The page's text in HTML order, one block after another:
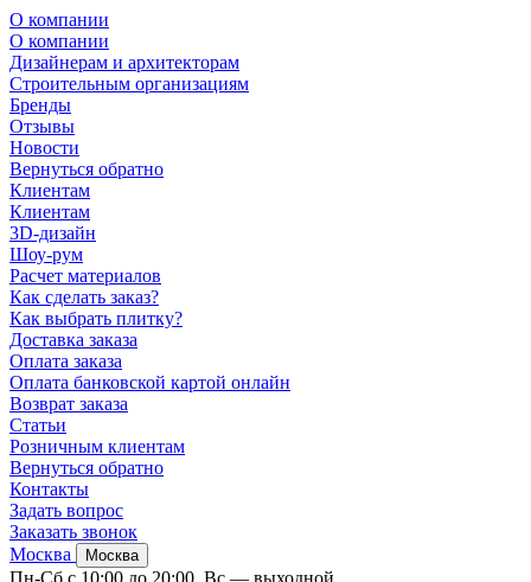
О компании
О компании
Дизайнерам и архитекторам
Строительным организациям
Бренды
Отзывы
Новости
Вернуться обратно
Клиентам
Клиентам
3D-дизайн
Шоу-рум
Расчет материалов
Как сделать заказ?
Как выбрать плитку?
Доставка заказа
Оплата заказа
Оплата банковской картой онлайн
Возврат заказа
Статьи
Розничным клиентам
Вернуться обратно
Контакты
Задать вопрос
Заказать звонок
Москва
Москва
Пн-Сб с 10:00 до 20:00, Вс — выходной